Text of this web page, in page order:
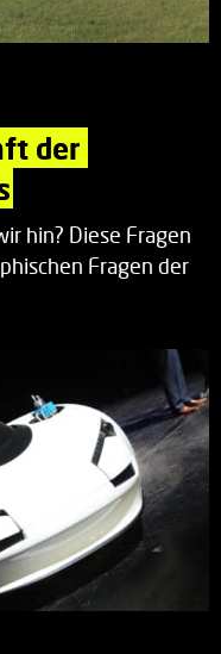
der
hin? Diese Fragen
Fragen der